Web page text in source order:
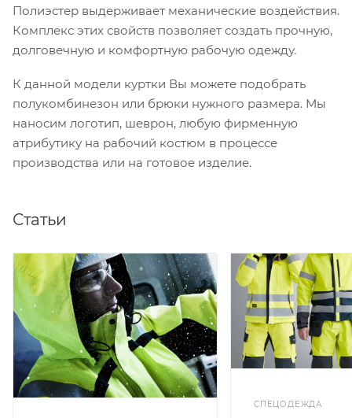
Полиэстер выдерживает механические воздействия.
Комплекс этих свойств позволяет создать прочную,
долговечную и комфортную рабочую одежду.
К данной модели куртки Вы можете подобрать
полукомбинезон или брюки нужного размера. Мы
наносим логотип, шеврон, любую фирменную
атрибутику на рабочий костюм в процессе
производства или на готовое изделие.
Статьи
СПЕЦОДЕЖДА